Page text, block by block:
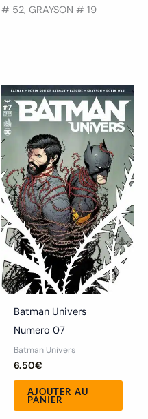
52, GRAYSON # 19
Batman Univers
Numero 07
Batman Univers
6.50€
AJOUTER AU
PANIER